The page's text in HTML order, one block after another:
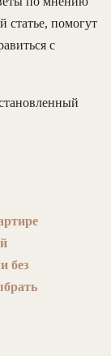
статье, помогут
с
без